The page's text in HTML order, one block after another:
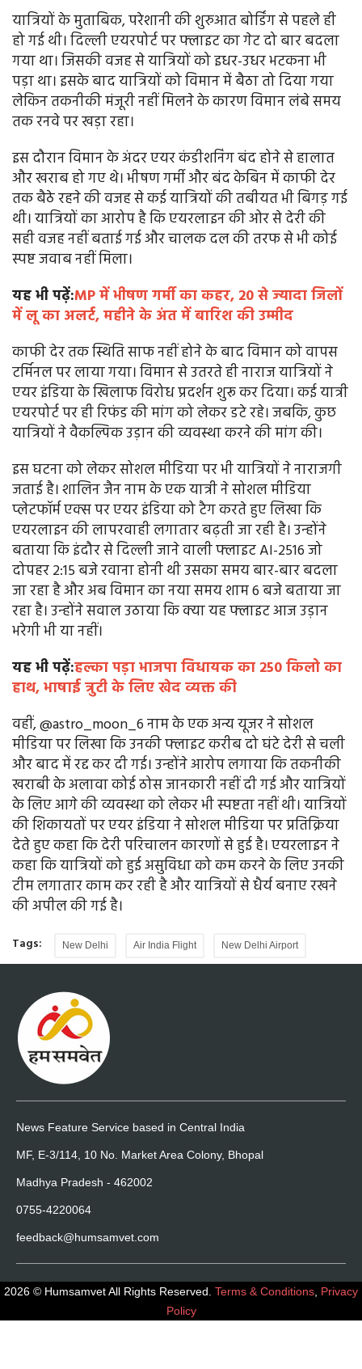
यात्रियों के मुताबिक, परेशानी की शुरुआत बोर्डिंग से पहले ही
हो गई थी। दिल्ली एयरपोर्ट पर फ्लाइट का गेट दो बार बदला
गया था। जिसकी वजह से यात्रियों को इधर-उधर भटकना भी
पड़ा था। इसके बाद यात्रियों को विमान में बैठा तो दिया गया
लेकिन तकनीकी मंजूरी नहीं मिलने के कारण विमान लंबे समय
तक रनवे पर खड़ा रहा।
इस दौरान विमान के अंदर एयर कंडीशनिंग बंद होने से हालात
और खराब हो गए थे। भीषण गर्मी और बंद केबिन में काफी देर
तक बैठे रहने की वजह से कई यात्रियों की तबीयत भी बिगड़ गई
थी। यात्रियों का आरोप है कि एयरलाइन की ओर से देरी की
सही वजह नहीं बताई गई और चालक दल की तरफ से भी कोई
स्पष्ट जवाब नहीं मिला।
यह भी पढ़ें:MP में भीषण गर्मी का कहर, 20 से ज्यादा जिलों
में लू का अलर्ट, महीने के अंत में बारिश की उम्मीद
काफी देर तक स्थिति साफ नहीं होने के बाद विमान को वापस
टर्मिनल पर लाया गया। विमान से उतरते ही नाराज यात्रियों ने
एयर इंडिया के खिलाफ विरोध प्रदर्शन शुरू कर दिया। कई यात्री
एयरपोर्ट पर ही रिफंड की मांग को लेकर डटे रहे। जबकि, कुछ
यात्रियों ने वैकल्पिक उड़ान की व्यवस्था करने की मांग की।
इस घटना को लेकर सोशल मीडिया पर भी यात्रियों ने नाराजगी
जताई है। शालिन जैन नाम के एक यात्री ने सोशल मीडिया
प्लेटफॉर्म एक्स पर एयर इंडिया को टैग करते हुए लिखा कि
एयरलाइन की लापरवाही लगातार बढ़ती जा रही है। उन्होंने
बताया कि इंदौर से दिल्ली जाने वाली फ्लाइट AI-2516 जो
दोपहर 2:15 बजे रवाना होनी थी उसका समय बार-बार बदला
जा रहा है और अब विमान का नया समय शाम 6 बजे बताया जा
रहा है। उन्होंने सवाल उठाया कि क्या यह फ्लाइट आज उड़ान
भरेगी भी या नहीं।
यह भी पढ़ें:हल्का पड़ा भाजपा विधायक का 250 किलो का
हाथ, भाषाई त्रुटी के लिए खेद व्यक्त की
वहीं, @astro_moon_6 नाम के एक अन्य यूजर ने सोशल
मीडिया पर लिखा कि उनकी फ्लाइट करीब दो घंटे देरी से चली
और बाद में रद्द कर दी गई। उन्होंने आरोप लगाया कि तकनीकी
खराबी के अलावा कोई ठोस जानकारी नहीं दी गई और यात्रियों
के लिए आगे की व्यवस्था को लेकर भी स्पष्टता नहीं थी। यात्रियों
की शिकायतों पर एयर इंडिया ने सोशल मीडिया पर प्रतिक्रिया
देते हुए कहा कि देरी परिचालन कारणों से हुई है। एयरलाइन ने
कहा कि यात्रियों को हुई असुविधा को कम करने के लिए उनकी
टीम लगातार काम कर रही है और यात्रियों से धैर्य बनाए रखने
की अपील की गई है।
Tags: New Delhi Air India Flight New Delhi Airport
News Feature Service based in Central India
MF, E-3/114, 10 No. Market Area Colony, Bhopal
Madhya Pradesh - 462002
0755-4220064
feedback@humsamvet.com
2026 © Humsamvet All Rights Reserved. Terms & Conditions Privacy
Policy